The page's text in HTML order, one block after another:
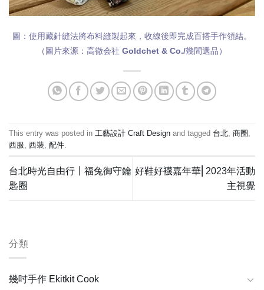
分類
幾吋手作 Ekitkit Cook
圖：使用藏針縫法將布料縫製起來，收線後即完成百搭手作領結。
（圖片來源：高徹会社 Goldchet & Co./幾間選品）
This entry was posted in 工藝設計 Craft Design and tagged 台北 商圈
西服 西裝 配件
台北時光自由行┃福兔御守鑰
匙圈
好鞋好襪嘉年華⎢2023年活動
主視覺